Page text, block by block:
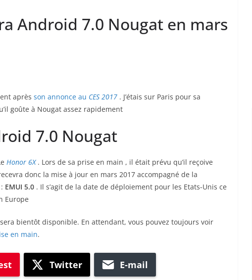
Android 7.0 Nougat en mars
après son annonce au CES 2017 . J’étais sur Paris pour sa
goûte à Nougat assez rapidement
7.0 Nougat
Honor 6X. Lors de sa prise en main , il était prévu qu’il reçoive
donc la mise à jour en mars 2017 accompagné de la
EMUI 5.0 . Il s’agit de la date de déploiement pour les Etats-Unis ce
Europe
bientôt disponible. En attendant, vous pouvez toujours voir
en main.
Twitter E-mail